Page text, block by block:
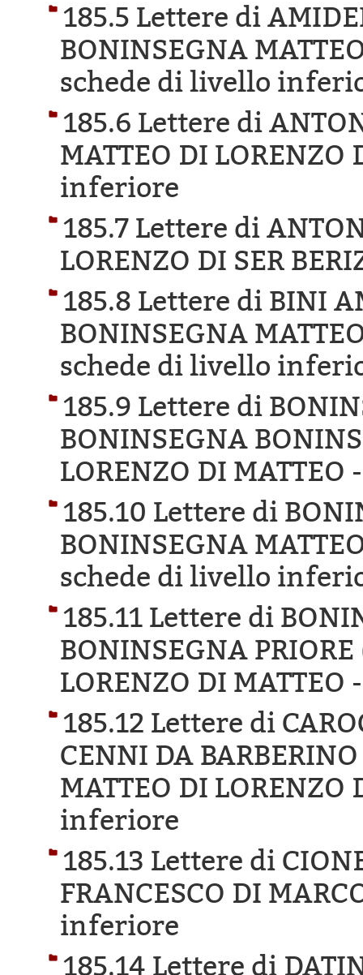
185.5 Lettere di
BONINSEGNA
schede di livello
185.6 Lettere di
MATTEO DI LORENZO
inferiore
185.7 Lettere di
LORENZO DI SER
185.8 Lettere di BINI
BONINSEGNA
schede di livello
185.9 Lettere di
BONINSEGNA
LORENZO DI MATTEO
185.10 Lettere di
BONINSEGNA
schede di livello
185.11 Lettere di
BONINSEGNA
LORENZO DI MATTEO
185.12 Lettere di
CENNI DA
MATTEO DI LORENZO
inferiore
185.13 Lettere di
FRANCESCO DI
inferiore
185.14 Lettere di